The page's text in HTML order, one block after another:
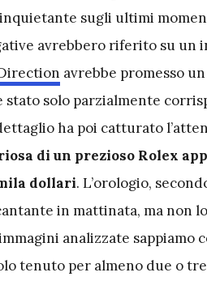
sugli ultimi
avrebbero riferito su un
avrebbe promesso
stato solo parzialmente
ha poi catturato
di un prezioso Rolex
dollari. L’orologio,
in mattinata, ma non
analizzate sappiamo
tenuto per almeno due o